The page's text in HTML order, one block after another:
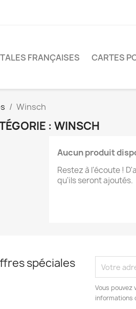
FRANÇAISES CARTES
Winsch
: WINSCH
Aucun produit
Restez à l'écoute !
qu'ils seront ajoutés.
spéciales
Vous pouvez
informations